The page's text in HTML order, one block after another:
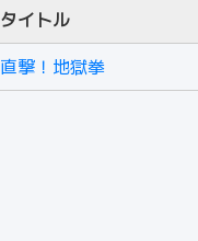
タイトル
直撃！地獄拳